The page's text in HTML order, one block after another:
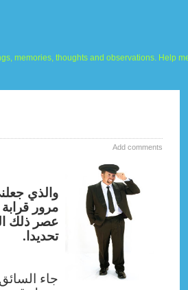
memories, thoughts and observations. Help
Add comments
والذي
مرور
عصر ذلك
تحديدا.
جاء